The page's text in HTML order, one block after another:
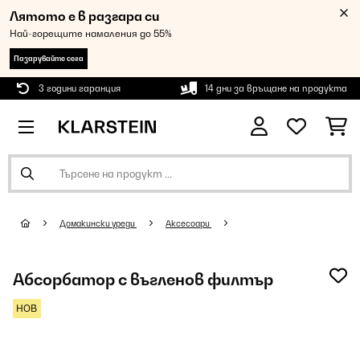
Лятото е в разгара си
Най-горещите намаления до 55%
Пазарувайте сега
3 години гаранция 14 дни за връщане на продукта
Домакински уреди Аксесоари
Абсорбатор с въгленов филтър
НОВ